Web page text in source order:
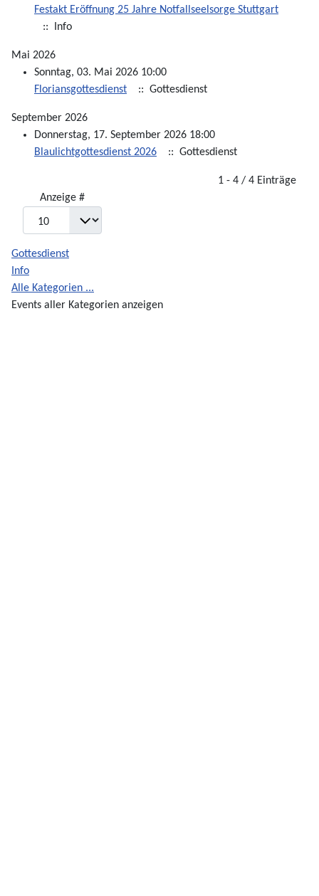
Festakt Eröffnung 25 Jahre Notfallseelsorge Stuttgart
:: Info
Mai 2026
Sonntag, 03. Mai 2026 10:00
Floriansgottesdienst
:: Gottesdienst
September 2026
Donnerstag, 17. September 2026 18:00
Blaulichtgottesdienst 2026
:: Gottesdienst
1 - 4 / 4 Einträge
Anzeige #
Gottesdienst
Info
Alle Kategorien ...
Events aller Kategorien anzeigen